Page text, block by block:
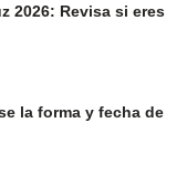
2026: Revisa si eres
la forma y fecha de